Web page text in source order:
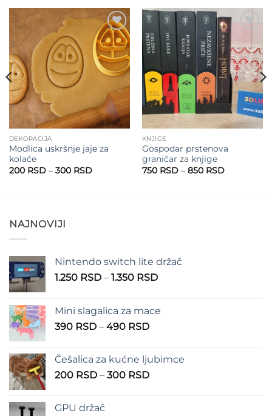
Add to
wishlist
DEKORACIJA
Modlica uskršnje jaje za
kolače
200 RSD – 300 RSDRaspon
wishlist
KNJIGE
Gospodar prstenova
graničar za knjige
750 RSD – 850 RSDRaspon
NAJNOVIJI
Nintendo switch lite držač
1.250 RSD – 1.350 RSDRaspon
1.250 RSD
Mini slagalica za mace
390 RSD – 490 RSDRaspon
390 RSD
do
Češalica za kućne ljubimce
200 RSD – 300 RSDRaspon
GPU držač